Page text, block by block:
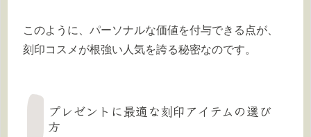
このように、パーソナルな価値を付与できる点が、
刻印コスメが根強い人気を誇る秘密なのです。
プレゼントに最適な刻印アイテムの選び
方